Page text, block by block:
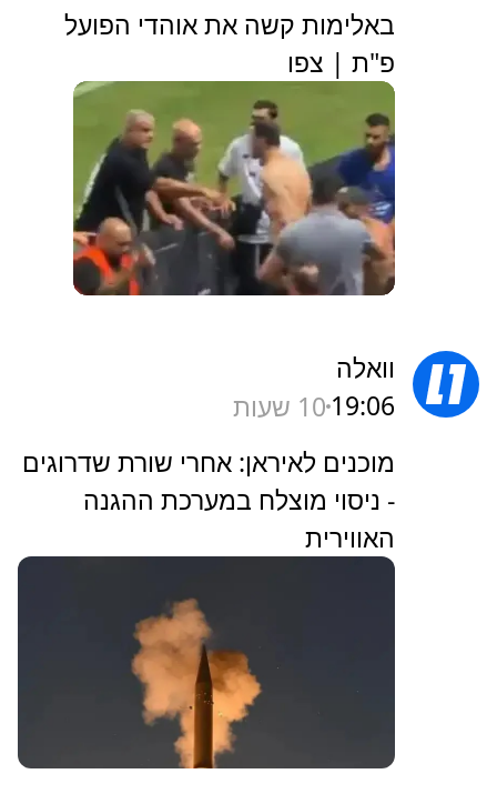
באלימות קשה את אוהדי הפועל
פ"ת | צפו
וואלה
19:06 10 שעות
מוכנים לאיראן: אחרי שורת שדרוגים
- ניסוי מוצלח במערכת ההגנה
האווירית